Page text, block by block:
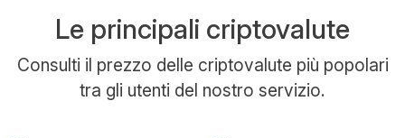
Le principali criptovalute
Consulti il prezzo delle criptovalute più popolari
tra gli utenti del nostro servizio.